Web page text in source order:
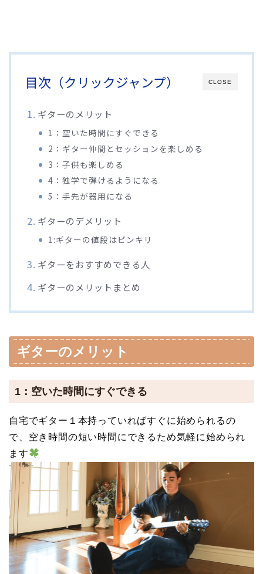
CLOSE
目次（クリックジャンプ）
ギターのメリット
1：空いた時間にすぐできる
2：ギター仲間とセッションを楽しめる
3：子供も楽しめる
4：独学で弾けるようになる
5：手先が器用になる
ギターのデメリット
1:ギターの値段はピンキリ
ギターをおすすめできる人
ギターのメリットまとめ
ギターのメリット
1：空いた時間にすぐできる
自宅でギター１本持っていればすぐに始められるの
で、空き時間の短い時間にできるため気軽に始められ
ます